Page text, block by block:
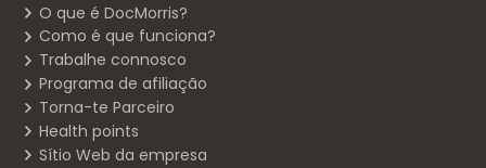
O que é DocMorris?
Como é que funciona?
Trabalhe connosco
Programa de afiliação
Torna-te Parceiro
Health points
Sítio Web da empresa